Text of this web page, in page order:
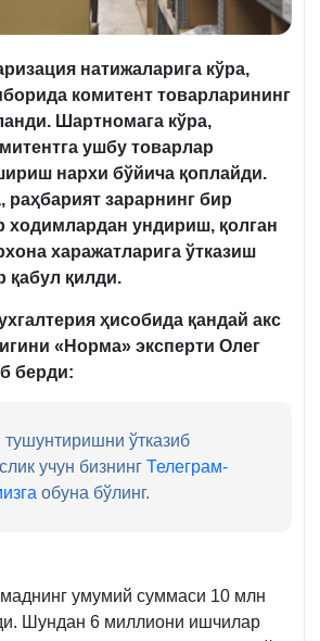
натижаларига кўра,
комитент товарларининг
Шартномага кўра,
ушбу товарлар
нархи бўйича қоплайди.
раҳбарият зарарнинг бир
ходимлардан ундириш, қолган
харажатларига ўтказиш
қабул қилди.
ҳисобида қандай акс
«Норма» эксперти Олег
берди:
тушунтиришни ўтказиб
учун бизнингТелеграм-
обуна бўлинг.
умумий суммаси 10 млн
Шундан 6 миллиони ишчилар